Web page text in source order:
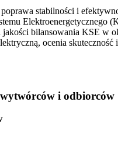
stabilności i
Elektroenergetycznego
bilansowania KSE w
ocenia
i odbiorców